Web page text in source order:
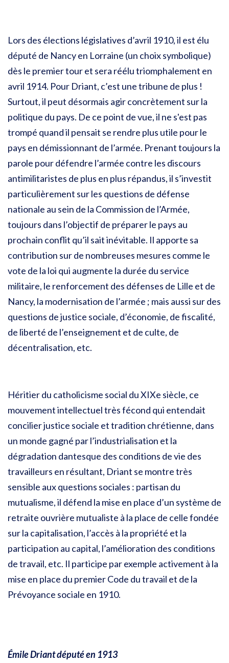
Lors des élections législatives d’avril 1910, il est élu
député de Nancy en Lorraine (un choix symbolique)
dès le premier tour et sera réélu triomphalement en
avril 1914. Pour Driant, c’est une tribune de plus !
Surtout, il peut désormais agir concrètement sur la
politique du pays. De ce point de vue, il ne s'est pas
trompé quand il pensait se rendre plus utile pour le
pays en démissionnant de l’armée. Prenant toujours la
parole pour défendre l’armée contre les discours
antimilitaristes de plus en plus répandus, il s’investit
particulièrement sur les questions de défense
nationale au sein de la Commission de l’Armée,
toujours dans l’objectif de préparer le pays au
prochain conflit qu’il sait inévitable. Il apporte sa
contribution sur de nombreuses mesures comme le
vote de la loi qui augmente la durée du service
militaire, le renforcement des défenses de Lille et de
Nancy, la modernisation de l’armée ; mais aussi sur des
questions de justice sociale, d’économie, de fiscalité,
de liberté de l’enseignement et de culte, de
décentralisation, etc.
Héritier du catholicisme social du XIXe siècle, ce
mouvement intellectuel très fécond qui entendait
concilier justice sociale et tradition chrétienne, dans
un monde gagné par l’industrialisation et la
dégradation dantesque des conditions de vie des
travailleurs en résultant, Driant se montre très
sensible aux questions sociales : partisan du
mutualisme, il défend la mise en place d’un système de
retraite ouvrière mutualiste à la place de celle fondée
sur la capitalisation, l’accès à la propriété et la
participation au capital, l’amélioration des conditions
de travail, etc. Il participe par exemple activement à la
mise en place du premier Code du travail et de la
Prévoyance sociale en 1910.
Émile Driant député en 1913